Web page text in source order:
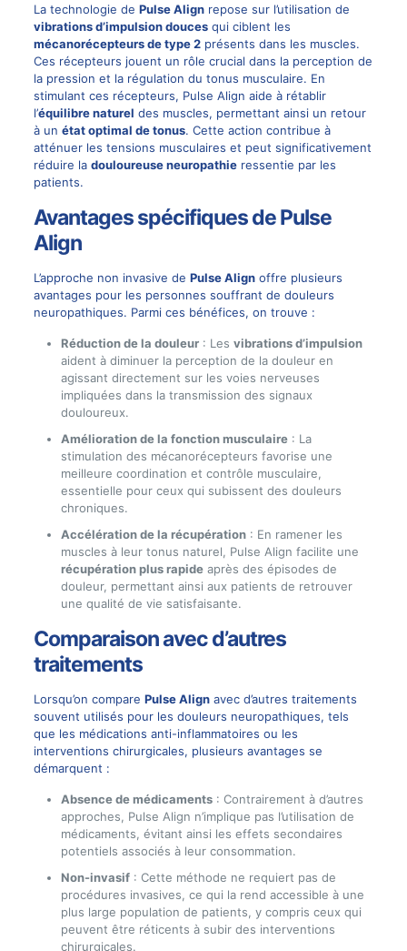
La technologie de Pulse Alignrepose sur l’utilisation de
vibrations d’impulsion doucesqui ciblent les
mécanorécepteurs de type 2présents dans les muscles.
Ces récepteurs jouent un rôle crucial dans la perception de
la pression et la régulation du tonus musculaire. En
stimulant ces récepteurs, Pulse Align aide à rétablir
l’équilibre naturel des muscles, permettant ainsi un retour
à un état optimal de tonus. Cette action contribue à
atténuer les tensions musculaires et peut significativement
réduire la douloureuse neuropathieressentie par les
patients.
Avantages spécifiques de Pulse
Align
L’approche non invasive de Pulse Alignoffre plusieurs
avantages pour les personnes souffrant de douleurs
neuropathiques. Parmi ces bénéfices, on trouve :
Réduction de la douleur: Les vibrations d’impulsion
aident à diminuer la perception de la douleur en
agissant directement sur les voies nerveuses
impliquées dans la transmission des signaux
douloureux.
Amélioration de la fonction musculaire: La
stimulation des mécanorécepteurs favorise une
meilleure coordination et contrôle musculaire,
essentielle pour ceux qui subissent des douleurs
chroniques.
Accélération de la récupération: En ramener les
muscles à leur tonus naturel, Pulse Align facilite une
récupération plus rapideaprès des épisodes de
douleur, permettant ainsi aux patients de retrouver
une qualité de vie satisfaisante.
Comparaison avec d’autres
traitements
Lorsqu’on compare Pulse Alignavec d’autres traitements
souvent utilisés pour les douleurs neuropathiques, tels
que les médications anti-inflammatoires ou les
interventions chirurgicales, plusieurs avantages se
démarquent :
Absence de médicaments: Contrairement à d’autres
approches, Pulse Align n’implique pas l’utilisation de
médicaments, évitant ainsi les effets secondaires
potentiels associés à leur consommation.
Non-invasif: Cette méthode ne requiert pas de
procédures invasives, ce qui la rend accessible à une
plus large population de patients, y compris ceux qui
peuvent être réticents à subir des interventions
chirurgicales.